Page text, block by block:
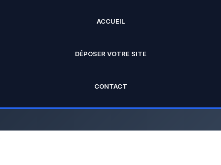
ACCUEIL
DÉPOSER VOTRE SITE
CONTACT
ANNUAIRE PRO